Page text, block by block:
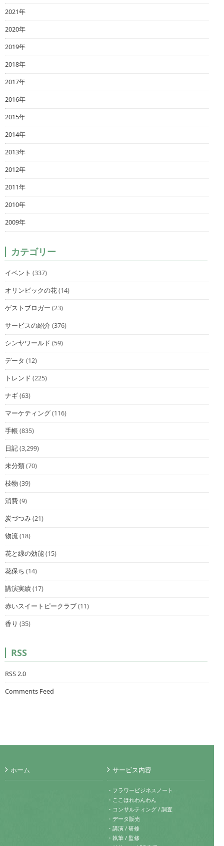
2021年
2020年
2019年
2018年
2017年
2016年
2015年
2014年
2013年
2012年
2011年
2010年
2009年
カテゴリー
イベント (337)
オリンピックの花(14)
ゲストブロガー (23)
サービスの紹介(376)
シンヤワールド (59)
データ (12)
トレンド (225)
ナギ(63)
マーケティング(116)
手帳(835)
日記(3,299)
未分類(70)
枝物 (39)
消費(9)
炭づつみ(21)
物流(18)
花と緑の効能(15)
花保ち (14)
講演実績(17)
赤いスイートピークラブ(11)
香り (35)
RSS
RSS 2.0
Comments Feed
ホーム サービス内容
・フラワービジネスノート
・ここほれわんわん
・コンサルティング / 調査
・データ販売
・講演 / 研修
・執筆 / 監修